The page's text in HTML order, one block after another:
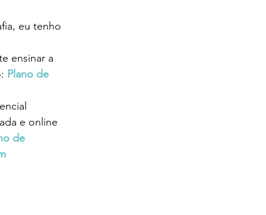
eu tenho
ensinar a
Plano de
e online
de